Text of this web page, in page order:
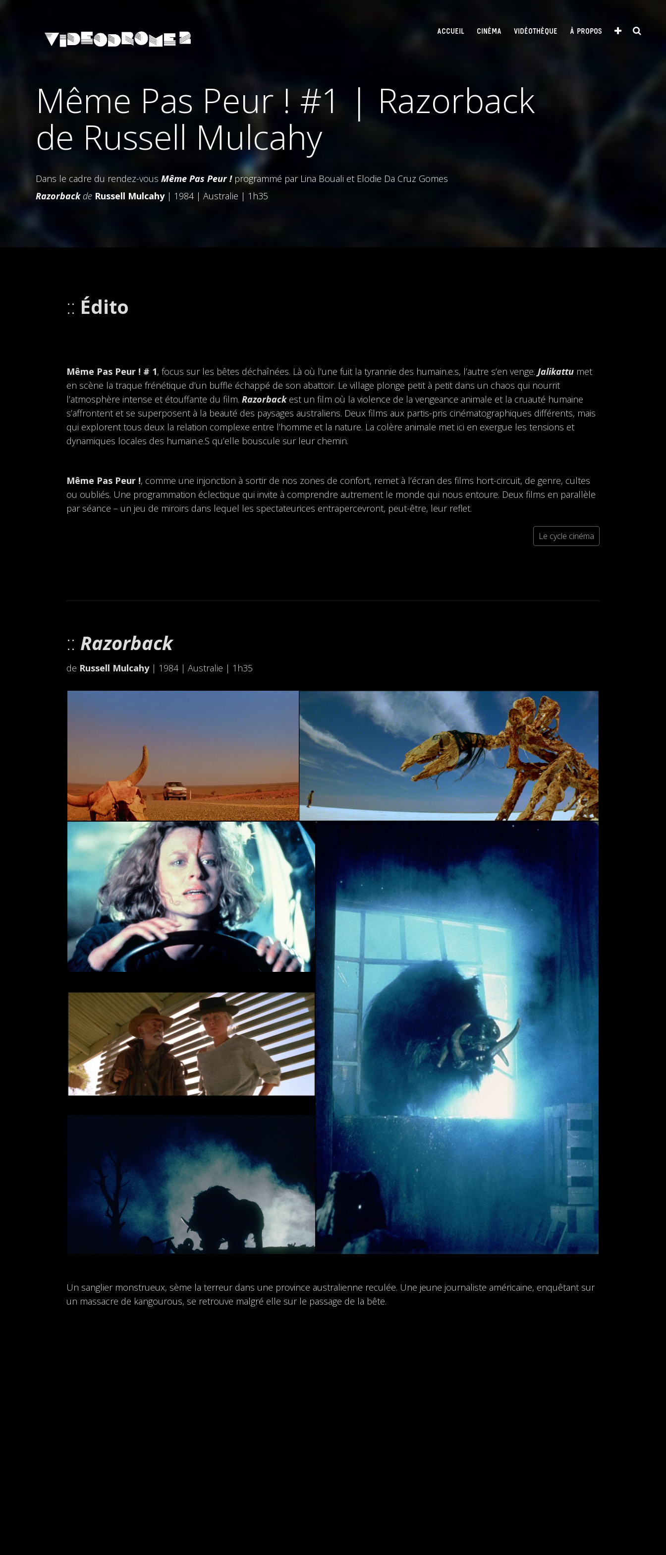
ACCUEIL CINÉMA VIDÉOTHÈQUE À PROPOS
Même Pas Peur ! #1 | Razorback
de Russell Mulcahy
Dans le cadre du rendez-vous Même Pas Peur !programmé par Lina Bouali et Elodie Da Cruz Gomes
Razorbackde Russell Mulcahy| 1984 | Australie | 1h35
Édito
Même Pas Peur ! # 1, focus sur les bêtes déchaînées. Là où l’une fuit la tyrannie des humain.e.s, l’autre s’en venge.Jalikattu met
en scène la traque frénétique d’un buffle échappé de son abattoir. Le village plonge petit à petit dans un chaos qui nourrit
l’atmosphère intense et étouffante du film.Razorbackest un film où la violence de la vengeance animale et la cruauté humaine
s’affrontent et se superposent à la beauté des paysages australiens. Deux films aux partis-pris cinématographiques différents, mais
qui explorent tous deux la relation complexe entre l’homme et la nature. La colère animale met ici en exergue les tensions et
dynamiques locales des humain.e.S qu’elle bouscule sur leur chemin.
Même Pas Peur !, comme une injonction à sortir de nos zones de confort, remet à l’écran des films hort-circuit, de genre, cultes
ou oubliés. Une programmation éclectique qui invite à comprendre autrement le monde qui nous entoure. Deux films en parallèle
par séance – un jeu de miroirs dans lequel les spectateurices entrapercevront, peut-être, leur reflet.
Le cycle cinéma
Razorback
de Russell Mulcahy| 1984 | Australie | 1h35
Un sanglier monstrueux, sème la terreur dans une province australienne reculée. Une jeune journaliste américaine, enquêtant sur
un massacre de kangourous, se retrouve malgré elle sur le passage de la bête.